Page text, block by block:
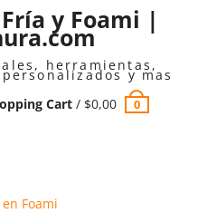
y Foami |
herramientas,
y mas
Cart/ $0,00 0
Foami